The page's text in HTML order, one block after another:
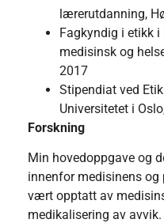
lærerutdanning,
Fagkyndig i etikk
medisinsk og
2017
Stipendiat ved
Universitetet i
Forskning
Min hovedoppgave og
innenfor medisinens
vært opptatt av
medikalisering av